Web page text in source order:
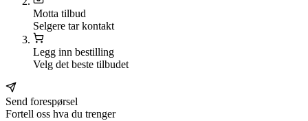
Motta tilbud
Selgere tar kontakt
Legg inn bestilling
Velg det beste tilbudet
Send forespørsel
Fortell oss hva du trenger